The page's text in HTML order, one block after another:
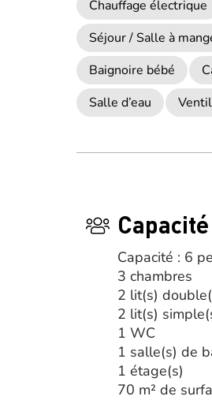
Chauffage électrique
Séjour / Salle à
Baignoire bébé
Salle d’eau
Capacité
Capacité : 6
3 chambres
2 lit(s)
2 lit(s)
1 WC
1 salle(s) de
1 étage(s)
70 m² de